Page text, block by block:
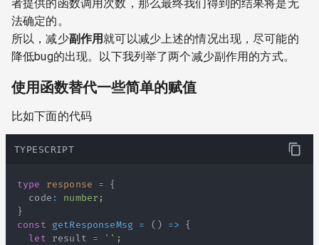
者提供的函数调用次数，那么最终我们得到的结果将是无
法确定的。
所以，减少副作用就可以减少上述的情况出现，尽可能的
降低bug的出现。以下我列举了两个减少副作用的方式。
使用函数替代一些简单的赋值
比如下面的代码
TYPESCRIPT
type response =
{
  code
: number ;
}
const
getResponseMsg = ( ) =>
{
let result = '' ;